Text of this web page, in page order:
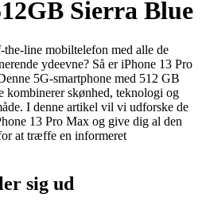
Sierra Blue
line mobiltelefon med alle de
ydeevne? Så er iPhone 13 Pro
5G-smartphone med 512 GB
kombinerer skønhed, teknologi og
I denne artikel vil vi udforske de
13 Pro Max og give dig al den
at træffe en informeret
sig ud